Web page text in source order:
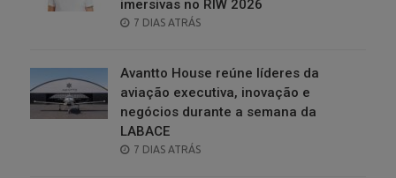
imersivas no RIW 2026
POSTED
7 DIAS ATRÁS
Avantto House reúne líderes da
aviação executiva, inovação e
negócios durante a semana da
LABACE
POSTED
7 DIAS ATRÁS